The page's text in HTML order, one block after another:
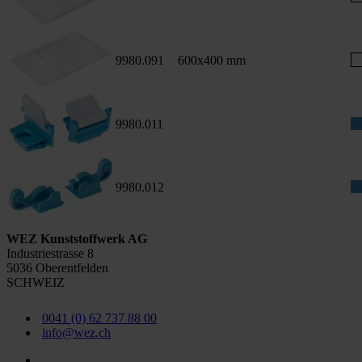
9980.091
600x400 mm
9980.011
9980.012
WEZ Kunststoffwerk AG
Industriestrasse 8
5036 Oberentfelden
SCHWEIZ
0041 (0) 62 737 88 00
info@wez.ch